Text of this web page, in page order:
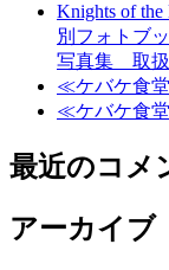
Knights of
別フォトブ
写真集 取
≪ケバケ食
≪ケバケ食
最近のコメ
アーカイブ